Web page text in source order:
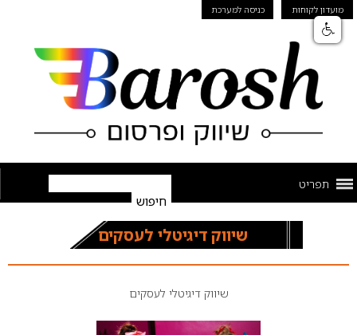
מועדון לקוחות כניסה למערכת
תפריט
שיווק דיגיטלי לעסקים
שיווק דיגיטלי לעסקים